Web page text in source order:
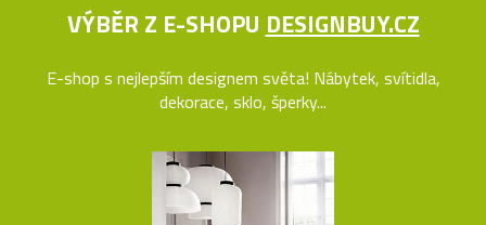
VÝBĚR Z E-SHOPU DESIGNBUY.CZ
E-shop s nejlepším designem světa! Nábytek, svítidla,
dekorace, sklo, šperky...